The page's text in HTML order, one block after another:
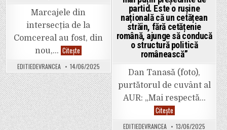
Marcajele din
intersecția de la
Comcereal au fost, din
nou,… Citește
Așa
arată
noile
marcaje
dinspre
1
Decembrie
spre
Sud,
în
Focșani.
EDITIEDEVRANCEA 14/06/2025
partid. Este o rușine
națională că un cetățean
străin, fără cetățenie
română, ajunge să conducă
o structură politică
românească”
Dan Tanasă (foto),
purtătorul de cuvânt al
AUR: „Mai respectă…
Citește”Dominic
Fritz
nu
EDITIEDEVRANCEA 13/06/2025